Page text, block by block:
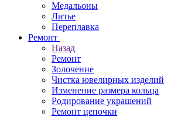
Медальоны
Литье
Переплавка
Ремонт
Назад
Ремонт
Золочение
Чистка ювелирных изделий
Изменение размера кольца
Родирование украшений
Ремонт цепочки